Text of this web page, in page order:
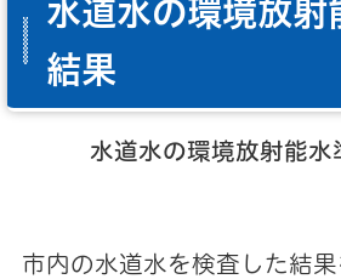
水道水の環境放射
結果
水道水の環境放射能水
市内の水道水を検査した結